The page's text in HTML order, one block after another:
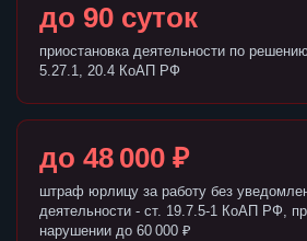
до 90 суток
приостановка деятельности по
5.27.1, 20.4 КоАП РФ
до 48 000 ₽
штраф юрлицу за работу без
деятельности - ст. 19.7.5-1 КоАП РФ,
нарушении до 60 000 ₽